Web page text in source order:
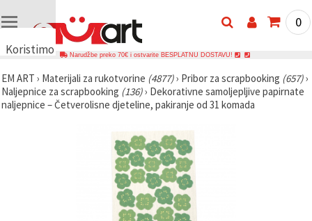
Koristimo
🍪
Koristimo
kolačiće i
0
Narudžbe preko 70€ i ostvarite BESPLATNU DOSTAVU!
EM ART › Materijali za rukotvorine (4877)› Pribor za scrapbooking (657)›
Naljepnice za scrapbooking (136)› Dekorativne samoljepljive papirnate
naljepnice – Četverolisne djeteline, pakiranje od 31 komada